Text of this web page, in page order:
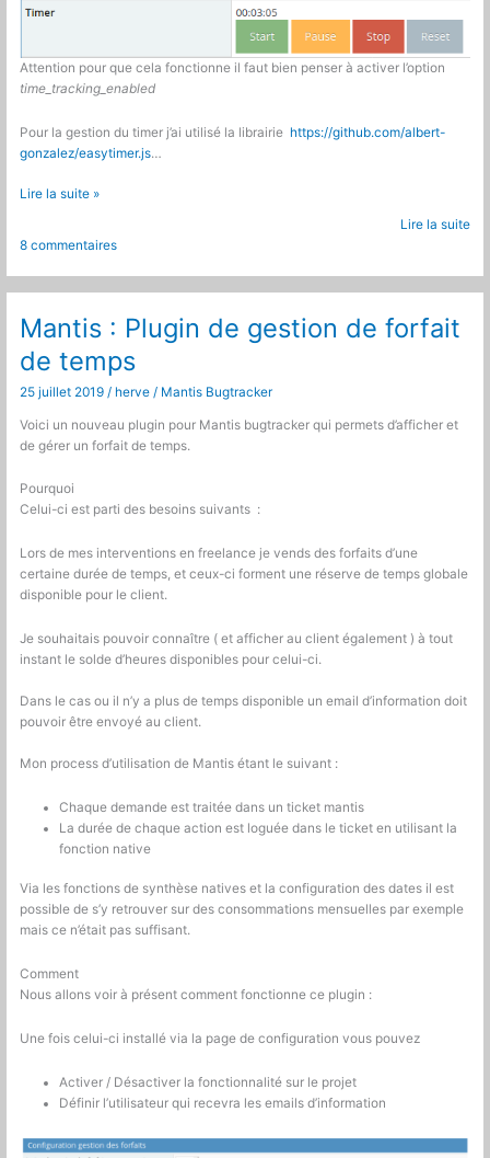
Attention pour que cela fonctionne il faut bien penser à activer l’option
time_tracking_enabled
Pour la gestion du timer j’ai utilisé la librairie https://github.com/albert-
gonzalez/easytimer.js…
Mantis
plugin
de
timer
Lire la suite »
Lire la suite
8 commentaires
Mantis : Plugin de gestion de forfait
de temps
25 juillet 2019 / herve / Mantis Bugtracker
Voici un nouveau plugin pour Mantis bugtracker qui permets d’afficher et
de gérer un forfait de temps.
Pourquoi
Celui-ci est parti des besoins suivants :
Lors de mes interventions en freelance je vends des forfaits d’une
certaine durée de temps, et ceux-ci forment une réserve de temps globale
disponible pour le client.
Je souhaitais pouvoir connaître ( et afficher au client également ) à tout
instant le solde d’heures disponibles pour celui-ci.
Dans le cas ou il n’y a plus de temps disponible un email d’information doit
pouvoir être envoyé au client.
Mon process d’utilisation de Mantis étant le suivant :
Chaque demande est traitée dans un ticket mantis
La durée de chaque action est loguée dans le ticket en utilisant la
fonction native
Via les fonctions de synthèse natives et la configuration des dates il est
possible de s’y retrouver sur des consommations mensuelles par exemple
mais ce n’était pas suffisant.
Comment
Nous allons voir à présent comment fonctionne ce plugin :
Une fois celui-ci installé via la page de configuration vous pouvez
Activer / Désactiver la fonctionnalité sur le projet
Définir l’utilisateur qui recevra les emails d’information